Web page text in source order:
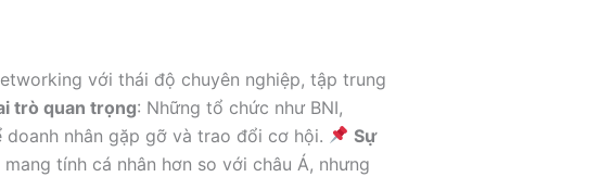
với thái độ chuyên nghiệp, tập trung
trò quan trọng: Những tổ chức như BNI,
nhân gặp gỡ và trao đổi cơ hội.
Sự
tính cá nhân hơn so với châu Á, nhưng